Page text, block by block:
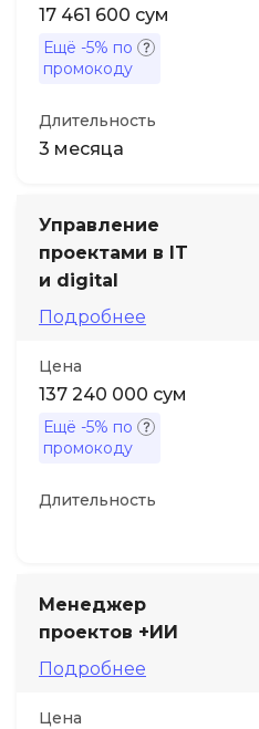
17 461 600 сум
Ещё -5% по
промокоду
Длительность
3 месяца
Управление
проектами в IT
и digital
Подробнее
Цена
137 240 000 сум
Ещё -5% по
промокоду
Длительность
Менеджер
проектов +ИИ
Подробнее
Цена